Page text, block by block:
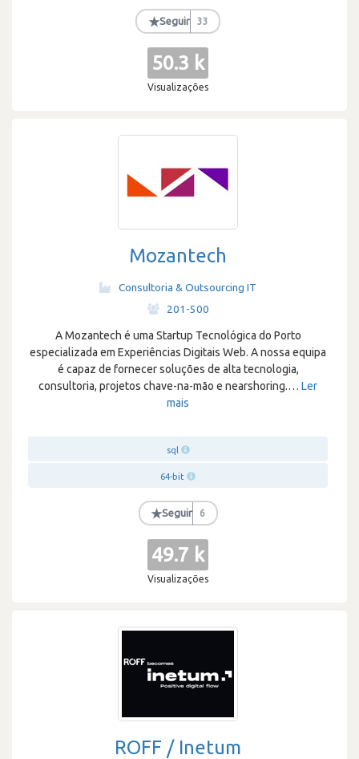
★Seguir 33
50.3 k
Visualizações
Mozantech
Consultoria & Outsourcing IT
201-500
A Mozantech é uma Startup Tecnológica do Porto
especializada em Experiências Digitais Web. A nossa equipa
é capaz de fornecer soluções de alta tecnologia,
consultoria, projetos chave-na-mão e nearshoring.… Ler
mais
sql
64-bit
★Seguir 6
49.7 k
Visualizações
ROFF / Inetum